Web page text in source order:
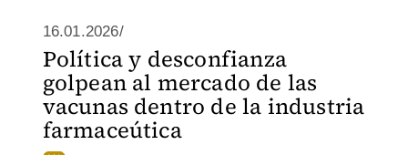
16.01.2026/
Política y desconfianza
golpean al mercado de las
vacunas dentro de la industria
farmaceútica